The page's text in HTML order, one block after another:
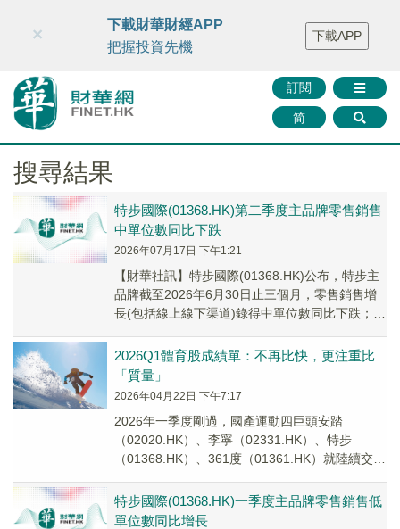
財華智庫網 FINTV FINMETA 財華證券 媒體矩陣
智庫沙龍
聯絡我們
訂閱
简
×
下載財華財經APP
把握投資先機
下載APP
搜尋結果
特步國際(01368.HK)第二季度主品牌零售銷售
中單位數同比下跌
2026年07月17日 下午1:21
【財華社訊】特步國際(01368.HK)公布，特步主
品牌截至2026年6月30日止三個月，零售銷售增
長(包括線上線下渠道)錄得中單位數同比下跌；零
2026Q1體育股成績單：不再比快，更注重比
「質量」
2026年04月22日 下午7:17
2026年一季度剛過，國產運動四巨頭安踏
（02020.HK）、李寧（02331.HK）、特步
（01368.HK）、361度（01361.HK）就陸續交出
特步國際(01368.HK)一季度主品牌零售銷售低
單位數同比增長